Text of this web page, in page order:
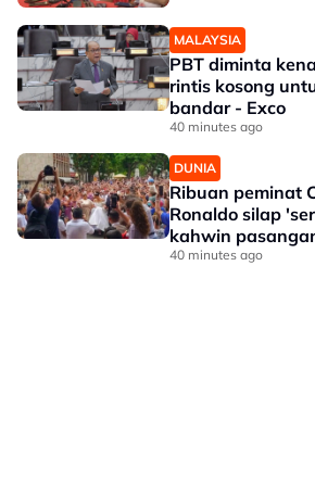
MALAYSIA
PBT diminta
rintis kosong
bandar - Exco
40 minutes ago
DUNIA
Ribuan peminat
Ronaldo silap
kahwin
40 minutes ago